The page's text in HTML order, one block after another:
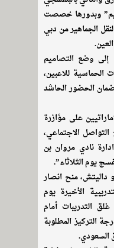
وبدورها خصصت
الجماهير من دبي
إلى وضع التصاميم
الحماسية للاعبين،
الحضور الحاشد
على مؤازرة
الاجتماعي،
نادي مروان بن
يوم الثلاثاء”.
داليتش، منح انصار
الأخيرة يوم
التدريبات أمام
التركيز المطلوبة
السعودي.